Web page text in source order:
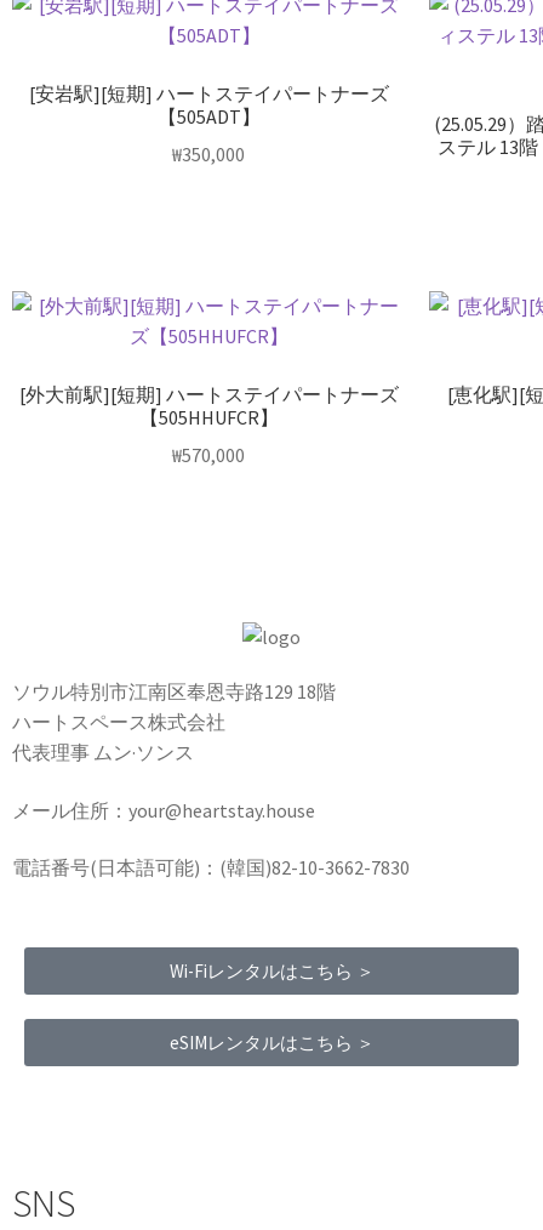
[安岩駅][短期] ハートステイパートナーズ
【505ADT】
₩350,000
(25.05.29）
ステル 13
[外大前駅][短期] ハートステイパートナーズ
【505HHUFCR】
₩570,000
[恵化駅][
ソウル特別市江南区奉恩寺路129 18階
ハートスペース株式会社
代表理事 ムン·ソンス
メール住所：your@heartstay.house
電話番号(日本語可能)：(韓国)82-10-3662-7830
Wi-Fiレンタルはこちら ＞
eSIMレンタルはこちら ＞
SNS